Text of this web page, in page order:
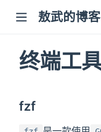
敖武的博客
终端工
fzf